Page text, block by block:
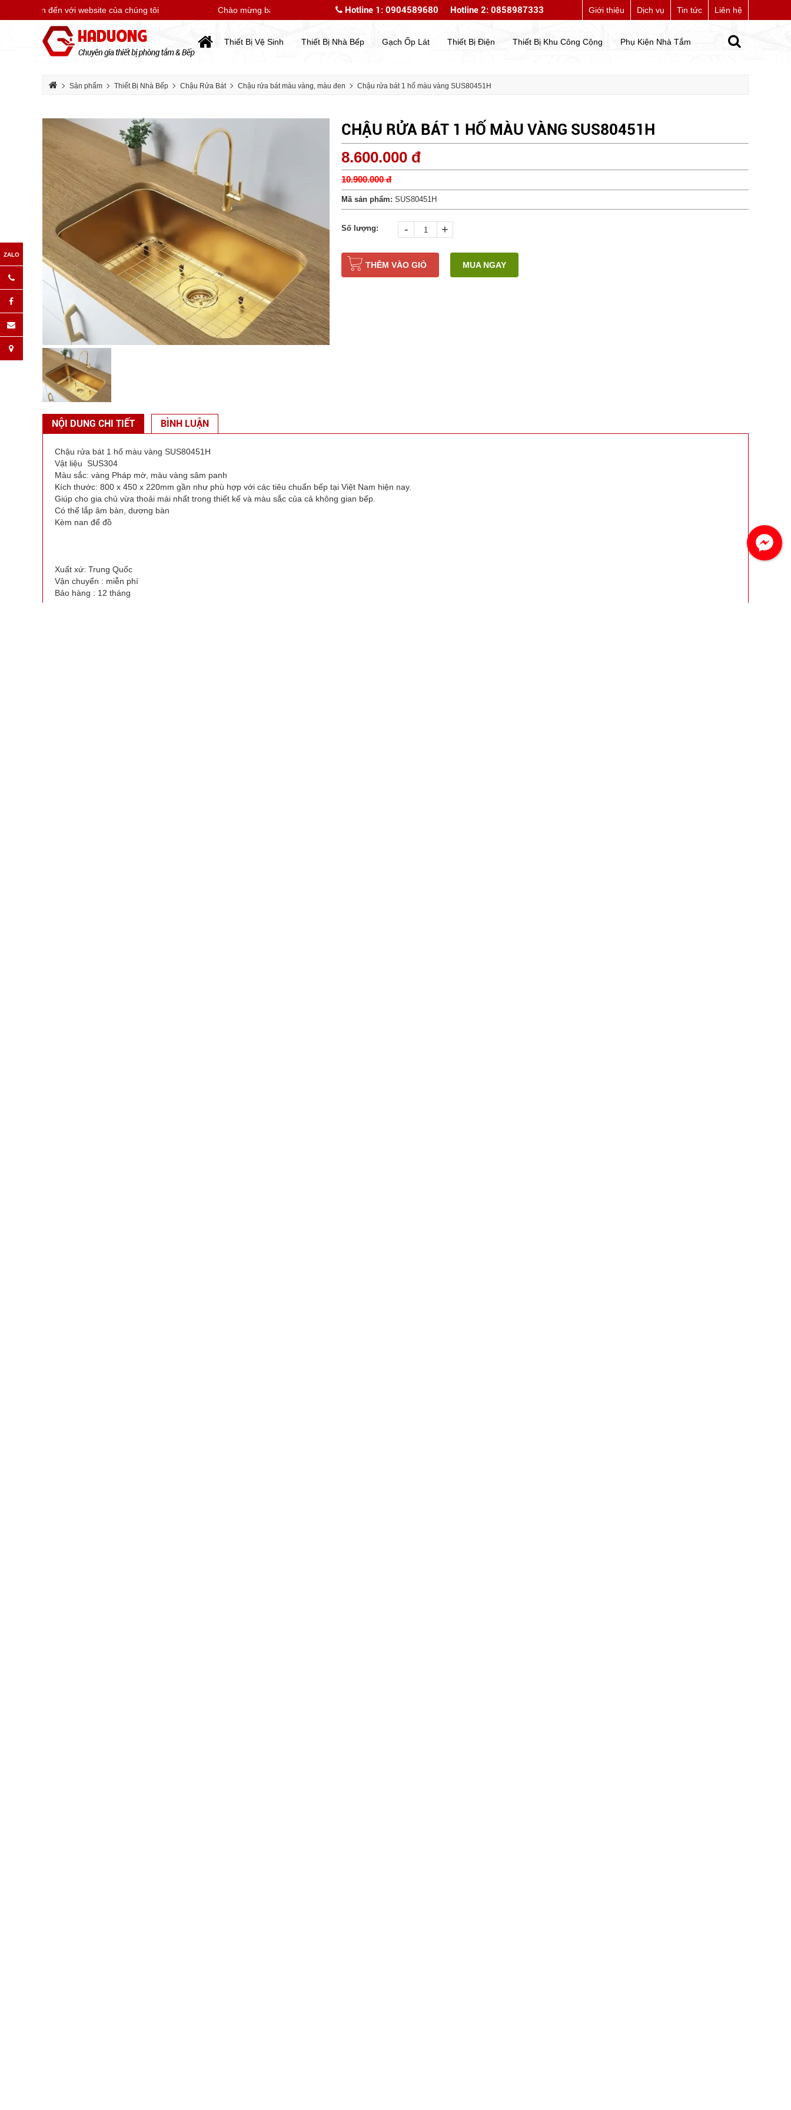
bạn đến với website của chúng tôi Chào mừng bạn đến với website của chúng tôi Chào mừng bạn đến với website của chúng tôi
Hotline 1: 0904589680 Hotline 2: 0858987333 Giới thiệu Dịch vụ Tin tức Liên hệ
Thiết Bị Vệ Sinh Thiết Bị Nhà Bếp Gạch Ốp Lát Thiết Bị Điện Thiết Bị Khu Công Cộng Phụ Kiện Nhà Tắm
Sản phẩm Thiết Bị Nhà Bếp Chậu Rửa Bát Chậu rửa bát màu vàng, màu đen Chậu rửa bát 1 hố màu vàng SUS80451H
CHẬU RỬA BÁT 1 HỐ MÀU VÀNG SUS80451H
8.600.000 đ
10.900.000 đ
Mã sản phẩm:SUS80451H
Số lượng: - +
THÊM VÀO GIỎ MUA NGAY
NỘI DUNG CHI TIẾT BÌNH LUẬN
Chậu rửa bát 1 hố màu vàng SUS80451H
Vật liệu SUS304
Màu sắc: vàng Pháp mờ, màu vàng sâm panh
Kích thước: 800 x 450 x 220mm gần như phù hợp với các tiêu chuẩn bếp tại Việt Nam hiện nay.
Giúp cho gia chủ vừa thoải mái nhất trong thiết kế và màu sắc của cả không gian bếp.
Có thể lắp âm bàn, dương bàn
Kèm nan để đồ
Xuất xứ: Trung Quốc
Vận chuyển : miễn phí
Bảo hàng : 12 tháng